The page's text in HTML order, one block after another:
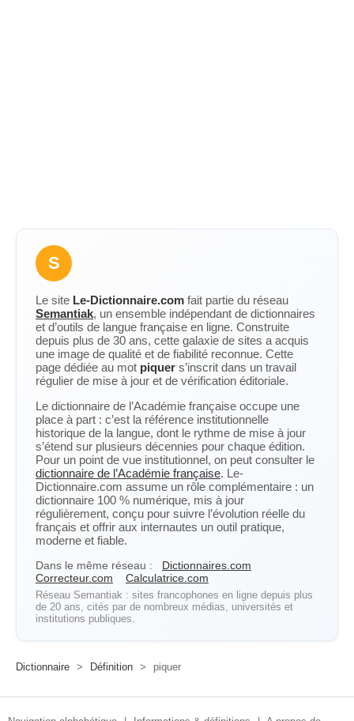
S
Le site Le-Dictionnaire.com fait partie du réseau
Semantiak, un ensemble indépendant de dictionnaires
et d’outils de langue française en ligne. Construite
depuis plus de 30 ans, cette galaxie de sites a acquis
une image de qualité et de fiabilité reconnue. Cette
page dédiée au mot piquer s’inscrit dans un travail
régulier de mise à jour et de vérification éditoriale.
Le dictionnaire de l’Académie française occupe une
place à part : c’est la référence institutionnelle
historique de la langue, dont le rythme de mise à jour
s’étend sur plusieurs décennies pour chaque édition.
Pour un point de vue institutionnel, on peut consulter le
dictionnaire de l’Académie française. Le-
Dictionnaire.com assume un rôle complémentaire : un
dictionnaire 100 % numérique, mis à jour
régulièrement, conçu pour suivre l’évolution réelle du
français et offrir aux internautes un outil pratique,
moderne et fiable.
Dans le même réseau :
Dictionnaires.com
Correcteur.com
Calculatrice.com
Réseau Semantiak : sites francophones en ligne depuis plus
de 20 ans, cités par de nombreux médias, universités et
institutions publiques.
Dictionnaire > Définition > piquer